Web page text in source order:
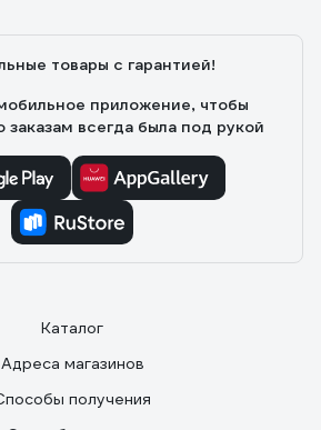
товары с гарантией!
приложение, чтобы
всегда была под рукой
Каталог
Адреса магазинов
получения